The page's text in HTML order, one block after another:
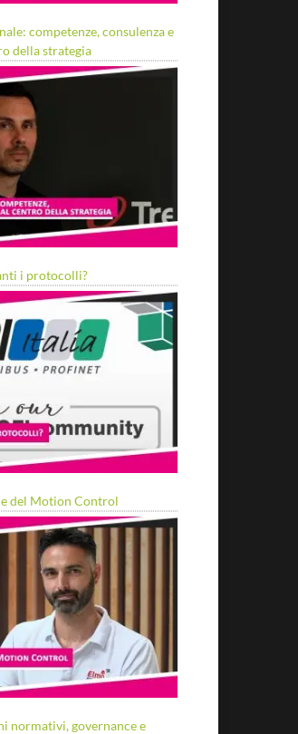
competenze, consulenza e
della strategia
i protocolli?
del Motion Control
normativi, governance e